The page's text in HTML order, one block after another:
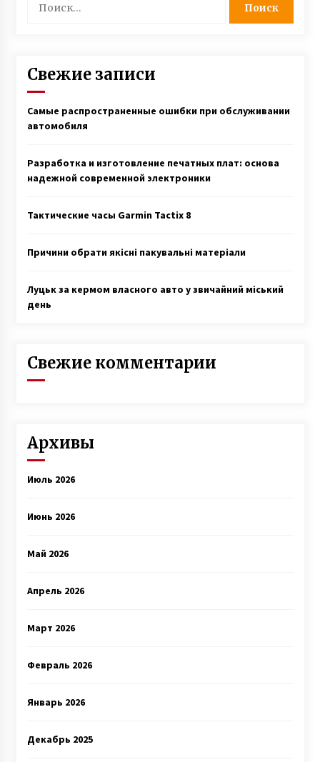
Свежие записи
Самые распространенные ошибки при обслуживании
автомобиля
Разработка и изготовление печатных плат: основа
надежной современной электроники
Тактические часы Garmin Tactix 8
Причини обрати якісні пакувальні матеріали
Луцьк за кермом власного авто у звичайний міський
день
Свежие комментарии
Архивы
Июль 2026
Июнь 2026
Май 2026
Апрель 2026
Март 2026
Февраль 2026
Январь 2026
Декабрь 2025